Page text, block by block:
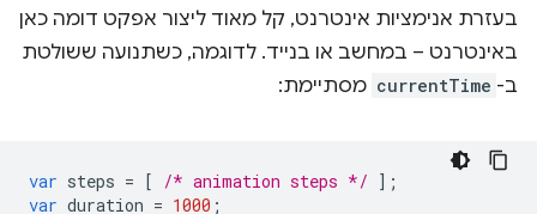
בעזרת אנימציות אינטרנט, קל מאוד ליצור אפקט דומה כאן
באינטרנט – במחשב או בנייד. לדוגמה, כשתנועה ששולטת
ב- currentTime מסתיימת:
var steps = [ /* animation steps */ ];
var duration = 1000 ;